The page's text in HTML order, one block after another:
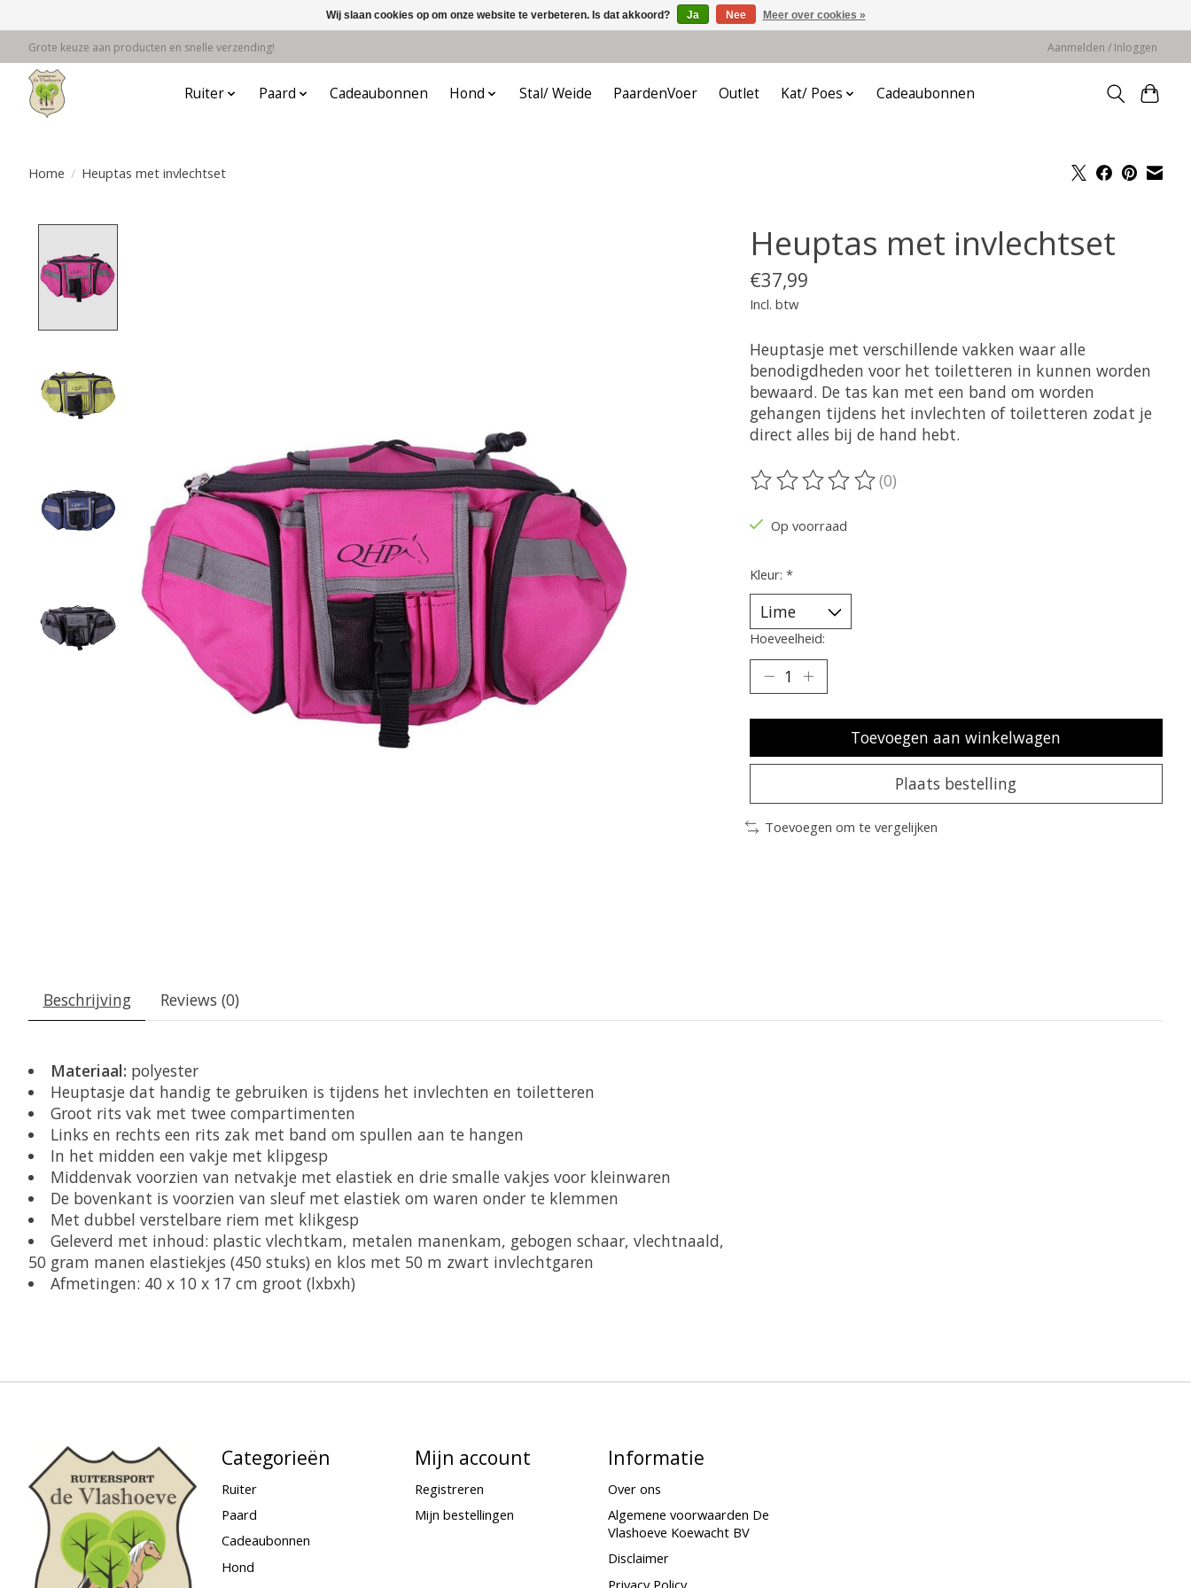
Grote keuze aan producten en snelle verzending! Aanmelden / Inloggen
Ruiter Paard Cadeaubonnen Hond Stal/ Weide PaardenVoer Outlet Kat/ Poes Cadeaubonnen
Home / Heuptas met invlechtset
Heuptas met invlechtset
€37,99
Incl. btw
Heuptasje met verschillende vakken waar alle
benodigdheden voor het toiletteren in kunnen worden
bewaard. De tas kan met een band om worden
gehangen tijdens het invlechten of toiletteren zodat je
direct alles bij de hand hebt.
De beoordeling van dit product is
(0)
Op voorraad
Kleur: *
Hoeveelheid:
Toevoegen aan winkelwagen
Plaats bestelling
Toevoegen om te vergelijken
Beschrijving Reviews (0)
Materiaal: polyester
Heuptasje dat handig te gebruiken is tijdens het invlechten en toiletteren
Groot rits vak met twee compartimenten
Links en rechts een rits zak met band om spullen aan te hangen
In het midden een vakje met klipgesp
Middenvak voorzien van netvakje met elastiek en drie smalle vakjes voor kleinwaren
De bovenkant is voorzien van sleuf met elastiek om waren onder te klemmen
Met dubbel verstelbare riem met klikgesp
Geleverd met inhoud: plastic vlechtkam, metalen manenkam, gebogen schaar, vlechtnaald,
50 gram manen elastiekjes (450 stuks) en klos met 50 m zwart invlechtgaren
Afmetingen: 40 x 10 x 17 cm groot (lxbxh)
Categorieën
Ruiter
Paard
Cadeaubonnen
Hond
Mijn account
Registreren
Mijn bestellingen
Informatie
Over ons
Algemene voorwaarden De
Vlashoeve Koewacht BV
Disclaimer
Privacy Policy
Wij slaan cookies op om onze website te verbeteren. Is dat akkoord? Ja Nee Meer over cookies »